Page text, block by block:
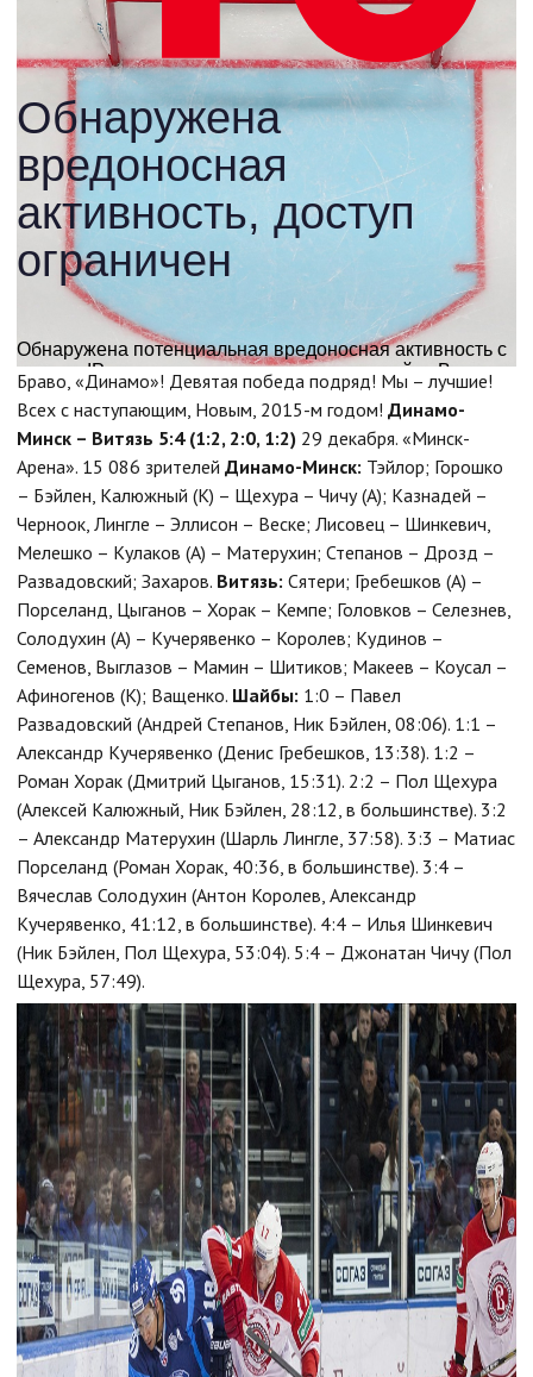
Браво, «Динамо»! Девятая победа подряд! Мы – лучшие!
Всех с наступающим, Новым, 2015-м годом! Динамо-
Минск – Витязь 5:4 (1:2, 2:0, 1:2) 29 декабря. «Минск-
Арена». 15 086 зрителей Динамо-Минск: Тэйлор; Горошко
– Бэйлен, Калюжный (К) – Щехура – Чичу (А); Казнадей –
Черноок, Лингле – Эллисон – Веске; Лисовец – Шинкевич,
Мелешко – Кулаков (А) – Матерухин; Степанов – Дрозд –
Развадовский; Захаров. Витязь: Сятери; Гребешков (А) –
Порселанд, Цыганов – Хорак – Кемпе; Головков – Селезнев,
Солодухин (А) – Кучерявенко – Королев; Кудинов –
Семенов, Выглазов – Мамин – Шитиков; Макеев – Коусал –
Афиногенов (К); Ващенко. Шайбы: 1:0 – Павел
Развадовский (Андрей Степанов, Ник Бэйлен, 08:06). 1:1 –
Александр Кучерявенко (Денис Гребешков, 13:38). 1:2 –
Роман Хорак (Дмитрий Цыганов, 15:31). 2:2 – Пол Щехура
(Алексей Калюжный, Ник Бэйлен, 28:12, в большинстве). 3:2
– Александр Матерухин (Шарль Лингле, 37:58). 3:3 – Матиас
Порселанд (Роман Хорак, 40:36, в большинстве). 3:4 –
Вячеслав Солодухин (Антон Королев, Александр
Кучерявенко, 41:12, в большинстве). 4:4 – Илья Шинкевич
(Ник Бэйлен, Пол Щехура, 53:04). 5:4 – Джонатан Чичу (Пол
Щехура, 57:49).